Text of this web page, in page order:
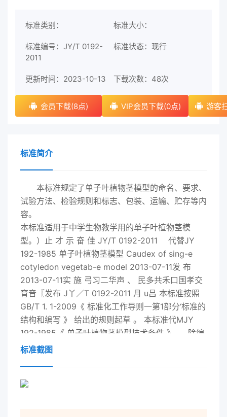
标准类别： 标准大小：
标准编号：JY/T 0192-
2011
标准状态：现行
更新时间：2023-10-13 下载次数： 48次
会员下载(8点) VIP会员下载(0点) 游客
标准简介
本标准规定了单子叶植物茎模型的命名、要求、
试验方法、检验规则和标志、包装、运输、贮存等内
容。
本标准适用于中学生物教学用的单子叶植物茎模
型。）止 才 示 奋 佳 JY/T 0192-2011 代替JY
192-1985 单子叶植物茎模型 Caudex of sing-e
cotyledon vegetab-e model 2013-07-11发 布
2013-07-11实 施 弓习二华声 、 民多共禾口国孝交
育音〖发布 J丫／T 0192-2011 月 u吕 本标准按照
GB/T 1. 1-2009《 标准化工作导则一第1部分‘标准的
结构和编写 》 给出的规则起草 。 本标准代MJY
192-1985《 单子叶植物茎模型技术条件 》 。 除编
辑性修改外 ， 主要技术变化如下‘ — —外观尺寸增
容1 — —增加了表皮部部分细胞应示胞核 、 — —增
标准截图